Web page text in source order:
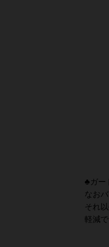
♣ガー
なお
それ
軽減